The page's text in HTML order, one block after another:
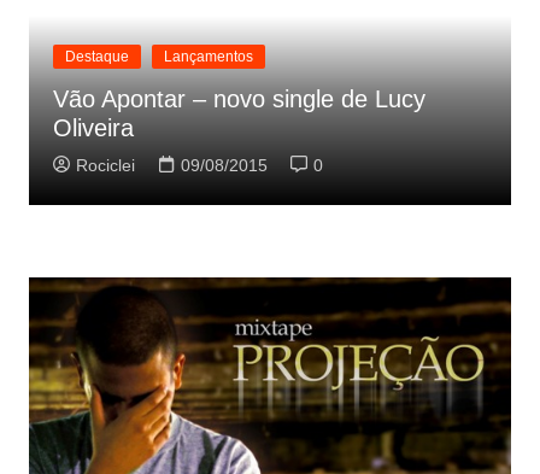
Destaque Lançamentos
Vão Apontar – novo single de Lucy
Oliveira
Rociclei 09/08/2015 0